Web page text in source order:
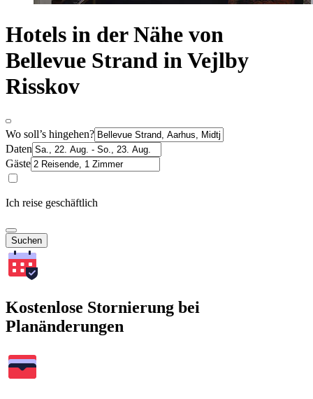
Hotels in der Nähe von
Bellevue Strand in Vejlby
Risskov
Wo soll’s hingehen?
Daten
Gäste
Ich reise geschäftlich
Suchen
Kostenlose Stornierung bei
Planänderungen